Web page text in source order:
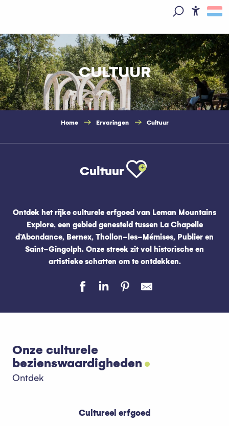
principal
CULTUUR
Home Ervaringen Cultuur
CultuurAjouter aux
Ontdek het rijke culturele erfgoed van Leman Mountains
Explore, een gebied genesteld tussen La Chapelle
d’Abondance, Bernex, Thollon-les-Mémises, Publier en
Saint-Gingolph. Onze streek zit vol historische en
artistieke schatten om te ontdekken.
Onze culturele
bezienswaardigheden
Ontdek
Cultureel erfgoed